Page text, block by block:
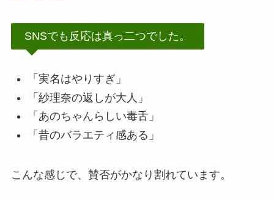
SNSでも反応は真っ二つでした。
「実名はやりすぎ」
「紗理奈の返しが大人」
「あのちゃんらしい毒舌」
「昔のバラエティ感ある」
こんな感じで、賛否がかなり割れています。